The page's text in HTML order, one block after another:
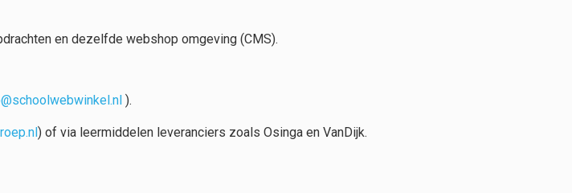
en dezelfde webshop omgeving (CMS).
).
) of via leermiddelen leveranciers zoals Osinga en VanDijk.